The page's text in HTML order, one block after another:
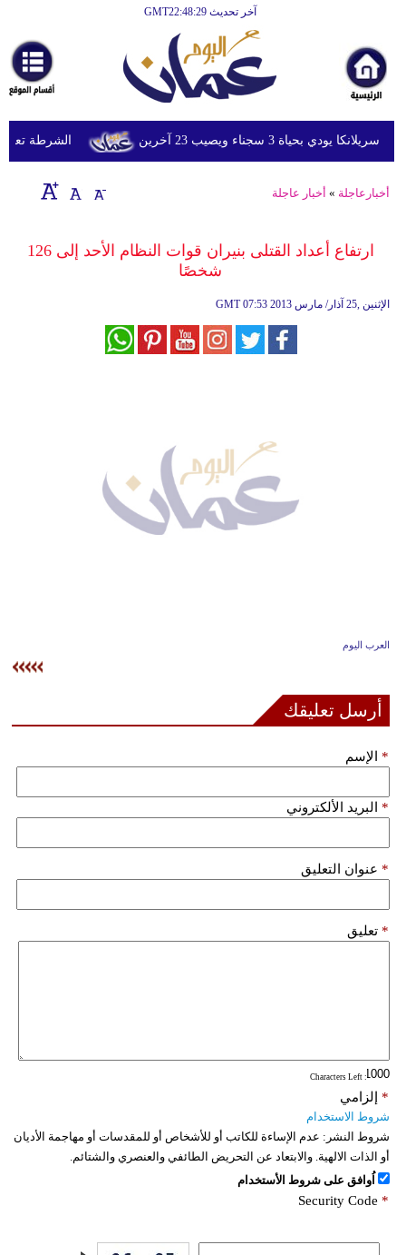
آخر تحديث GMT22:48:29
أخبارعاجلة
رياضة
ثقافة
إقتصاد
وموسيقى
بيئة
أبراج
سيارات
الشرطة تعتقل بحياة 3 سجناء ويصيب 23 آخرين
أخبارعاجلة » أخبار عاجلة
ارتفاع أعداد القتلى بنيران قوات النظام الأحد إلى 126
شخصًا
GMT 07:53 2013 الإثنين ,25 آذار/ مارس
العرب اليوم
أرسل تعليقك
الإسم *
البريد الألكتروني *
عنوان التعليق *
تعليق *
: Characters Left
إلزامي *
شروط الاستخدام
شروط النشر: عدم الإساءة للكاتب أو للأشخاص أو للمقدسات أو مهاجمة الأديان
أو الذات الالهية. والابتعاد عن التحريض الطائفي والعنصري والشتائم.
اُوافق على شروط الأستخدام
Security Code *